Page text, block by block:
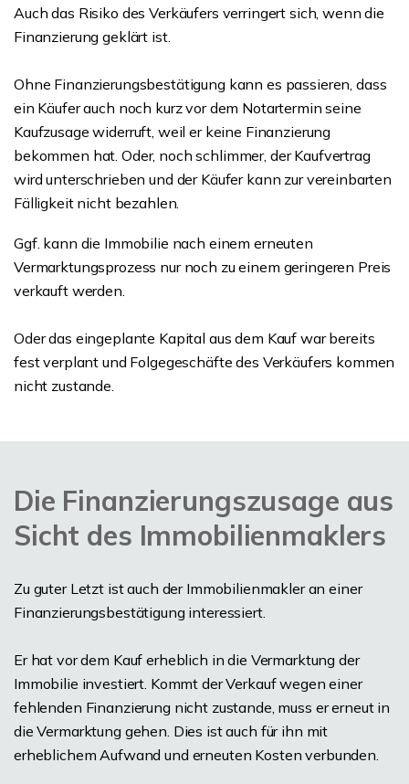
Auch das Risiko des Verkäufers verringert sich, wenn die
Finanzierung geklärt ist.
Ohne Finanzierungsbestätigung kann es passieren, dass
ein Käufer auch noch kurz vor dem Notartermin seine
Kaufzusage widerruft, weil er keine Finanzierung
bekommen hat. Oder, noch schlimmer, der Kaufvertrag
wird unterschrieben und der Käufer kann zur vereinbarten
Fälligkeit nicht bezahlen.
Ggf. kann die Immobilie nach einem erneuten
Vermarktungsprozess nur noch zu einem geringeren Preis
verkauft werden.
Oder das eingeplante Kapital aus dem Kauf war bereits
fest verplant und Folgegeschäfte des Verkäufers kommen
nicht zustande.
Die Finanzierungszusage aus
Sicht des Immobilienmaklers
Zu guter Letzt ist auch der Immobilienmakler an einer
Finanzierungsbestätigung interessiert.
Er hat vor dem Kauf erheblich in die Vermarktung der
Immobilie investiert. Kommt der Verkauf wegen einer
fehlenden Finanzierung nicht zustande, muss er erneut in
die Vermarktung gehen. Dies ist auch für ihn mit
erheblichem Aufwand und erneuten Kosten verbunden.